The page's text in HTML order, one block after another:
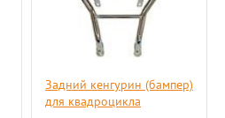
Задний кенгурин (бампер)
для квадроцикла